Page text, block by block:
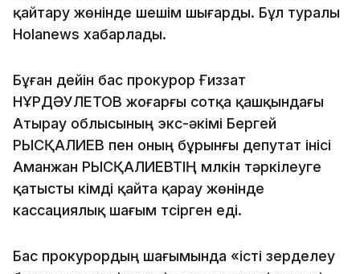
қайтару жөнінде шешім шығарды. Бұл туралы
Holanews хабарлады.
Бұған дейін бас прокурор Ғиззат
НҰРДӘУЛЕТОВ жоғарғы сотқа қашқындағы
Атырау облысының экс-әкімі Бергей
РЫСҚАЛИЕВ пен оның бұрынғы депутат інісі
Аманжан РЫСҚАЛИЕВТІҢ мүлкін тәркілеуге
қатысты үкімді қайта қарау жөнінде
кассациялық шағым түсірген еді.
Бас прокурордың шағымында «істі зерделеу